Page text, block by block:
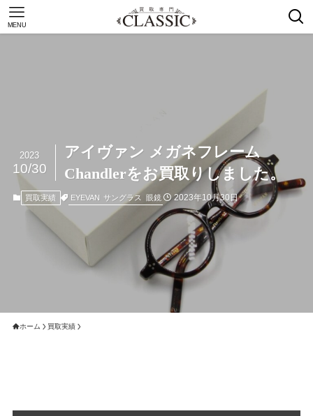
MENU
アイヴァン メガネフレーム
Chandlerをお買取りしました。
2023
10/30
買取実績 EYEVAN サングラス 眼鏡 2023年10月30日
ホーム 買取実績